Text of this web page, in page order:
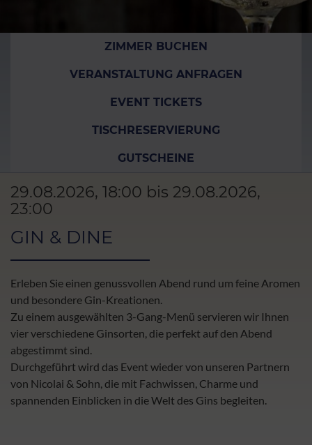
ZIMMER BUCHEN
VERANSTALTUNG ANFRAGEN
EVENT TICKETS
TISCHRESERVIERUNG
GUTSCHEINE
29.08.2026, 18:00 bis 29.08.2026,
23:00
GIN & DINE
Erleben Sie einen genussvollen Abend rund um feine Aromen
und besondere Gin-Kreationen.
Zu einem ausgewählten 3-Gang-Menü servieren wir Ihnen
vier verschiedene Ginsorten, die perfekt auf den Abend
abgestimmt sind.
Durchgeführt wird das Event wieder von unseren Partnern
von Nicolai & Sohn, die mit Fachwissen, Charme und
spannenden Einblicken in die Welt des Gins begleiten.